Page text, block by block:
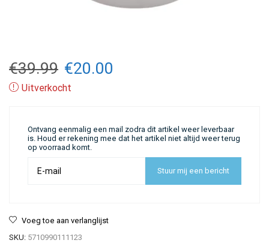
€39.99 Oorspronkelijke
prijs
€39.99.
€20.00
€20.00.
Uitverkocht
Ontvang eenmalig een mail zodra dit artikel weer leverbaar
is. Houd er rekening mee dat het artikel niet altijd weer terug
op voorraad komt.
Stuur mij een bericht
Voeg toe aan verlanglijst
SKU: 5710990111123